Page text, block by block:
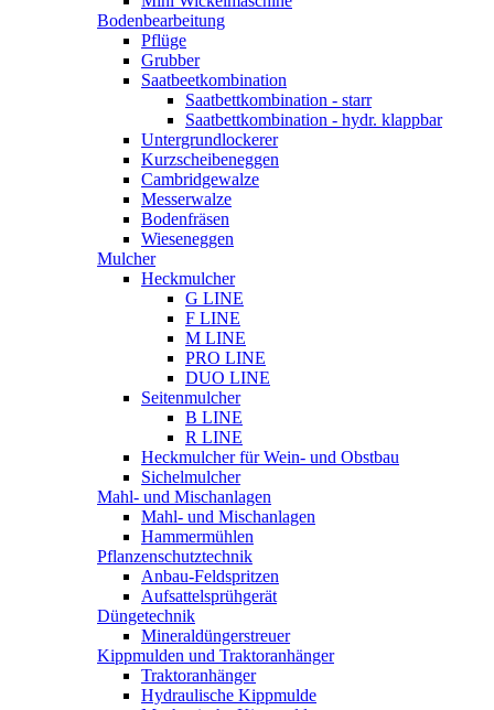
Bodenbearbeitung
Pflüge
Grubber
Saatbeetkombination
Saatbettkombination - starr
Saatbettkombination - hydr. klappbar
Untergrundlockerer
Kurzscheibeneggen
Cambridgewalze
Messerwalze
Bodenfräsen
Wieseneggen
Mulcher
Heckmulcher
G LINE
F LINE
M LINE
PRO LINE
DUO LINE
Seitenmulcher
B LINE
R LINE
Heckmulcher für Wein- und Obstbau
Sichelmulcher
Mahl- und Mischanlagen
Mahl- und Mischanlagen
Hammermühlen
Pflanzenschutztechnik
Anbau-Feldspritzen
Aufsattelsprühgerät
Düngetechnik
Mineraldüngerstreuer
Kippmulden und Traktoranhänger
Traktoranhänger
Hydraulische Kippmulde